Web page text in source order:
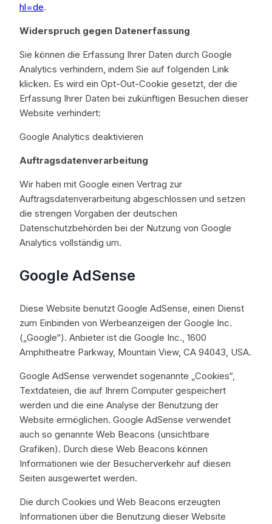
hl=de.
Widerspruch gegen Datenerfassung
Sie können die Erfassung Ihrer Daten durch Google
Analytics verhindern, indem Sie auf folgenden Link
klicken. Es wird ein Opt-Out-Cookie gesetzt, der die
Erfassung Ihrer Daten bei zukünftigen Besuchen dieser
Website verhindert:
Google Analytics deaktivieren
Auftragsdatenverarbeitung
Wir haben mit Google einen Vertrag zur
Auftragsdatenverarbeitung abgeschlossen und setzen
die strengen Vorgaben der deutschen
Datenschutzbehörden bei der Nutzung von Google
Analytics vollständig um.
Google AdSense
Diese Website benutzt Google AdSense, einen Dienst
zum Einbinden von Werbeanzeigen der Google Inc.
(„Google“). Anbieter ist die Google Inc., 1600
Amphitheatre Parkway, Mountain View, CA 94043, USA.
Google AdSense verwendet sogenannte „Cookies“,
Textdateien, die auf Ihrem Computer gespeichert
werden und die eine Analyse der Benutzung der
Website ermöglichen. Google AdSense verwendet
auch so genannte Web Beacons (unsichtbare
Grafiken). Durch diese Web Beacons können
Informationen wie der Besucherverkehr auf diesen
Seiten ausgewertet werden.
Die durch Cookies und Web Beacons erzeugten
Informationen über die Benutzung dieser Website